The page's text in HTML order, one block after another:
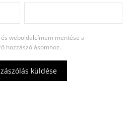
weboldalcímem mentése a
hozzászólásomhoz.